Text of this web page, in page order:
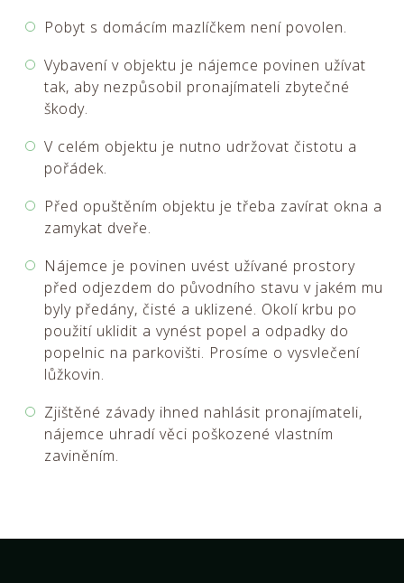
Pobyt s domácím mazlíčkem není povolen.
Vybavení v objektu je nájemce povinen užívat
tak, aby nezpůsobil pronajímateli zbytečné
škody.
V celém objektu je nutno udržovat čistotu a
pořádek.
Před opuštěním objektu je třeba zavírat okna a
zamykat dveře.
Nájemce je povinen uvést užívané prostory
před odjezdem do původního stavu v jakém mu
byly předány, čisté a uklizené. Okolí krbu po
použití uklidit a vynést popel a odpadky do
popelnic na parkovišti. Prosíme o vysvlečení
lůžkovin.
Zjištěné závady ihned nahlásit pronajímateli,
nájemce uhradí věci poškozené vlastním
zaviněním.